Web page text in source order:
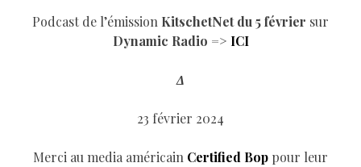
Podcast de l’émission KitschetNet du 5 février sur
Dynamic Radio => ICI
Δ
23 février 2024
Merci au media américain Certified Bop pour leur